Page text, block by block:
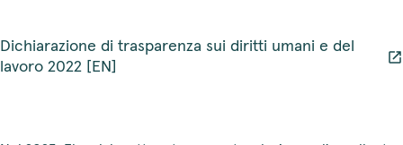
Dichiarazione di trasparenza sui diritti umani e del
lavoro 2022 [EN]